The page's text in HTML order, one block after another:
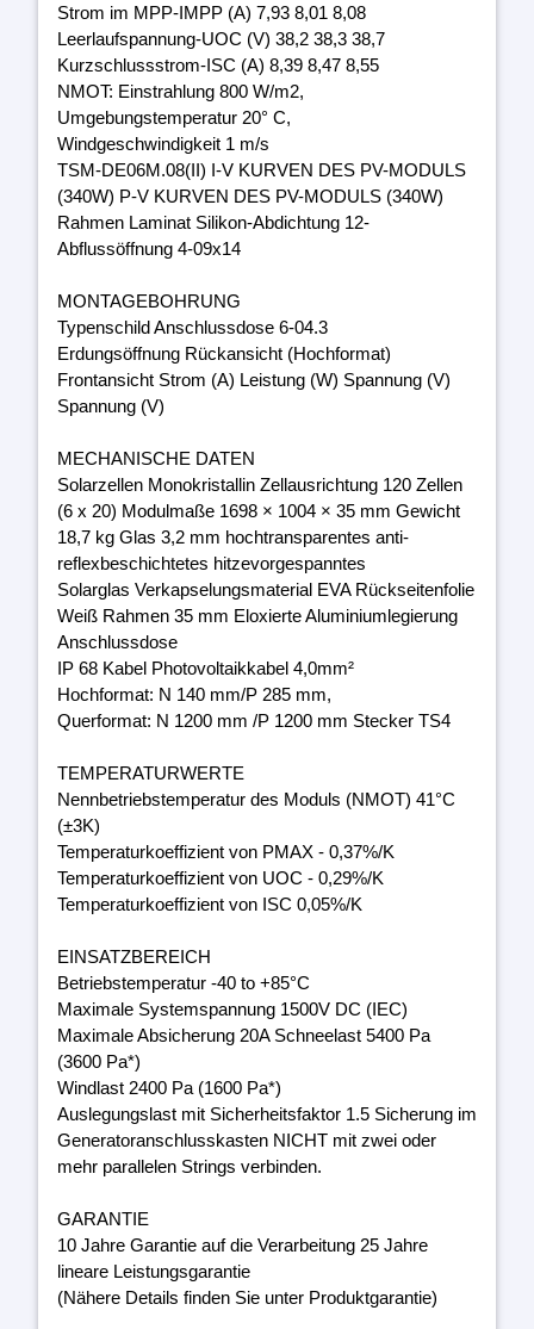
Strom im MPP-IMPP (A) 7,93 8,01 8,08
Leerlaufspannung-UOC (V) 38,2 38,3 38,7
Kurzschlussstrom-ISC (A) 8,39 8,47 8,55
NMOT: Einstrahlung 800 W/m2,
Umgebungstemperatur 20° C,
Windgeschwindigkeit 1 m/s
TSM-DE06M.08(II) I-V KURVEN DES PV-MODULS
(340W) P-V KURVEN DES PV-MODULS (340W)
Rahmen Laminat Silikon-Abdichtung 12-
Abflussöffnung 4-09x14
MONTAGEBOHRUNG
Typenschild Anschlussdose 6-04.3
Erdungsöffnung Rückansicht (Hochformat)
Frontansicht Strom (A) Leistung (W) Spannung (V)
Spannung (V)
MECHANISCHE DATEN
Solarzellen Monokristallin Zellausrichtung 120 Zellen
(6 x 20) Modulmaße 1698 × 1004 × 35 mm Gewicht
18,7 kg Glas 3,2 mm hochtransparentes anti-
reflexbeschichtetes hitzevorgespanntes
Solarglas Verkapselungsmaterial EVA Rückseitenfolie
Weiß Rahmen 35 mm Eloxierte Aluminiumlegierung
Anschlussdose
IP 68 Kabel Photovoltaikkabel 4,0mm²
Hochformat: N 140 mm/P 285 mm,
Querformat: N 1200 mm /P 1200 mm Stecker TS4
TEMPERATURWERTE
Nennbetriebstemperatur des Moduls (NMOT) 41°C
(±3K)
Temperaturkoeffizient von PMAX - 0,37%/K
Temperaturkoeffizient von UOC - 0,29%/K
Temperaturkoeffizient von ISC 0,05%/K
EINSATZBEREICH
Betriebstemperatur -40 to +85°C
Maximale Systemspannung 1500V DC (IEC)
Maximale Absicherung 20A Schneelast 5400 Pa
(3600 Pa*)
Windlast 2400 Pa (1600 Pa*)
Auslegungslast mit Sicherheitsfaktor 1.5 Sicherung im
Generatoranschlusskasten NICHT mit zwei oder
mehr parallelen Strings verbinden.
GARANTIE
10 Jahre Garantie auf die Verarbeitung 25 Jahre
lineare Leistungsgarantie
(Nähere Details finden Sie unter Produktgarantie)